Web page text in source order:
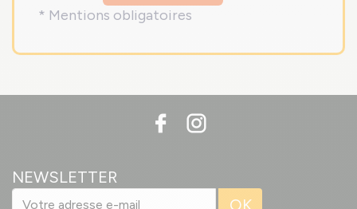
* Mentions obligatoires
NEWSLETTER